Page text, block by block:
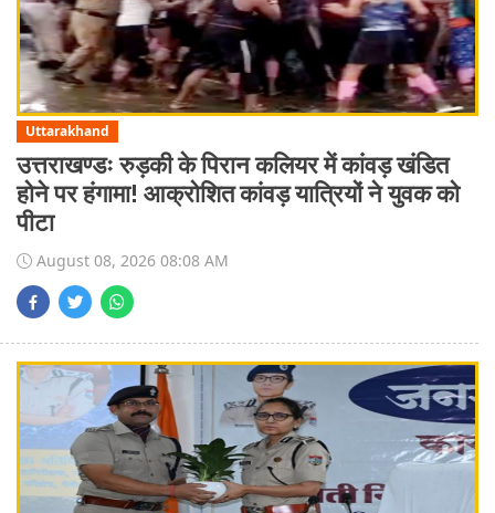
Uttarakhand
उत्तराखण्डः रुड़की के पिरान कलियर में कांवड़ खंडित
होने पर हंगामा! आक्रोशित कांवड़ यात्रियों ने युवक को
पीटा
August 08, 2026 08:08 AM